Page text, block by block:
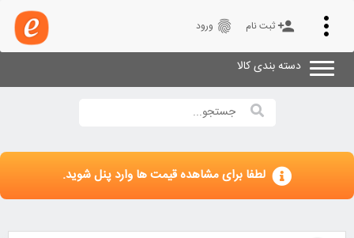
Toggle
navigation
person_add ثبت نام fingerprint ورود
دسته بندی کالا
لطفا برای مشاهده قیمت ها وارد پنل شوید.